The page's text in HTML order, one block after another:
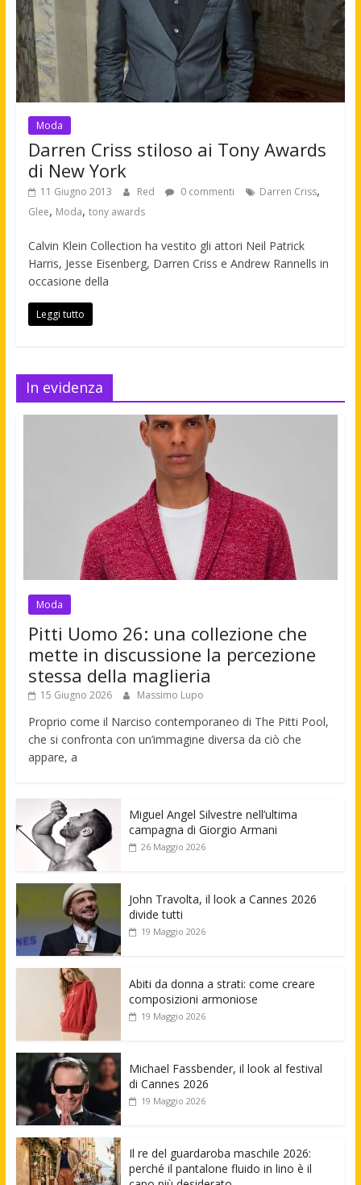
Moda
Darren Criss stiloso ai Tony Awards
di New York
11 Giugno 2013 Red 0 commenti Darren Criss,
Glee, Moda, tony awards
Calvin Klein Collection ha vestito gli attori Neil Patrick
Harris, Jesse Eisenberg, Darren Criss e Andrew Rannells in
occasione della
Leggi tutto
In evidenza
Moda
Pitti Uomo 26: una collezione che
mette in discussione la percezione
stessa della maglieria
15 Giugno 2026 Massimo Lupo
Proprio come il Narciso contemporaneo di The Pitti Pool,
che si confronta con un’immagine diversa da ciò che
appare, a
Miguel Angel Silvestre nell’ultima
campagna di Giorgio Armani
26 Maggio 2026
John Travolta, il look a Cannes 2026
divide tutti
19 Maggio 2026
Abiti da donna a strati: come creare
composizioni armoniose
19 Maggio 2026
Michael Fassbender, il look al festival
di Cannes 2026
19 Maggio 2026
Il re del guardaroba maschile 2026:
perché il pantalone fluido in lino è il